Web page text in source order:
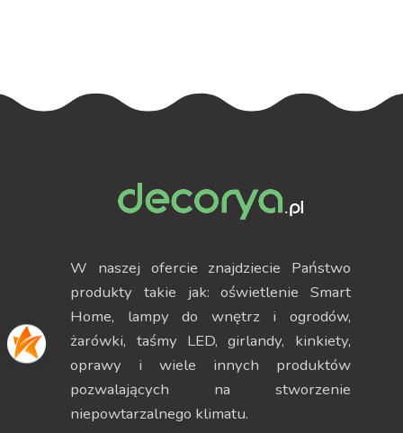
W naszej ofercie znajdziecie Państwo
produkty takie jak: oświetlenie Smart
Home, lampy do wnętrz i ogrodów,
żarówki, taśmy LED, girlandy, kinkiety,
oprawy i wiele innych produktów
pozwalających na stworzenie
niepowtarzalnego klimatu.